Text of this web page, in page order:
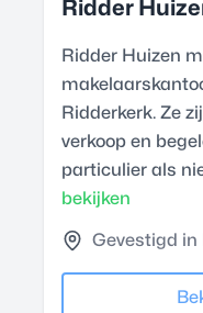
Ridder
Ridder Huizen
Ridderkerk. Ze
verkoop en
particulier als
bekijken
Gevestigd in